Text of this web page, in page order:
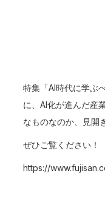
特集「AI時代に学ぶ
に、AI化が進んだ産
なものなのか、見開
ぜひご覧ください！
https://